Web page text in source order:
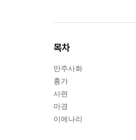
목차
만주사화
흉가
사련
마경
이에나리